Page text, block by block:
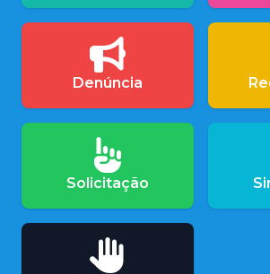
Denúncia
Solicitação